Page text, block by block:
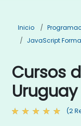
Inicio
JavaScript
Cursos
Uruguay
(2